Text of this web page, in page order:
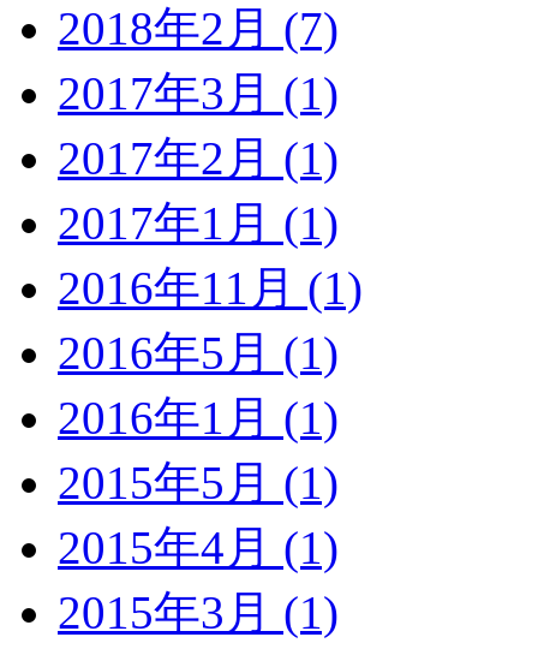
2018年2月 (7)
2017年3月 (1)
2017年2月 (1)
2017年1月 (1)
2016年11月 (1)
2016年5月 (1)
2016年1月 (1)
2015年5月 (1)
2015年4月 (1)
2015年3月 (1)